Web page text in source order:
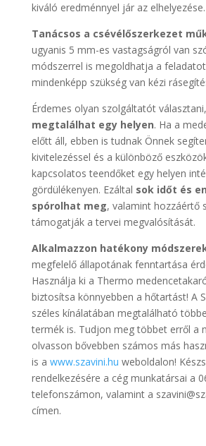
kiváló eredménnyel jár az elhelyezése.
Tanácsos a csévélőszerkezet
ugyanis 5 mm-es vastagságról van
módszerrel is megoldhatja a
mindenképp szükség van kézi
Érdemes olyan szolgáltatót
megtalálhat egy helyen. Ha a
előtt áll, ebben is tudnak Önnek
kivitelezéssel és a különböző
kapcsolatos teendőket egy helyen
gördülékenyen. Ezáltal sok időt és
spórolhat meg, valamint hozzáértő
támogatják a tervei megvalósítását.
Alkalmazzon hatékony
megfelelő állapotának fenntartása
Használja ki a Thermo
biztosítsa könnyebben a hőtartást! A
széles kínálatában megtalálható
termék is. Tudjon meg többet erről a
olvasson bővebben számos más
is a www.szavini.hu weboldalon!
rendelkezésére a cég munkatársai a
telefonszámon, valamint a
címen.